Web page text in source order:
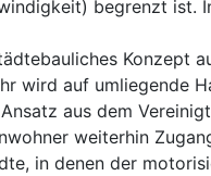
begrenzt
Konzept
wird auf umliegende
aus dem
weiterhin
in denen der